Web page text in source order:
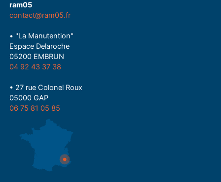
ram05
contact@ram05.fr
• "La Manutention"
Espace Delaroche
05200 EMBRUN
04 92 43 37 38
• 27 rue Colonel Roux
05000 GAP
06 75 81 05 85